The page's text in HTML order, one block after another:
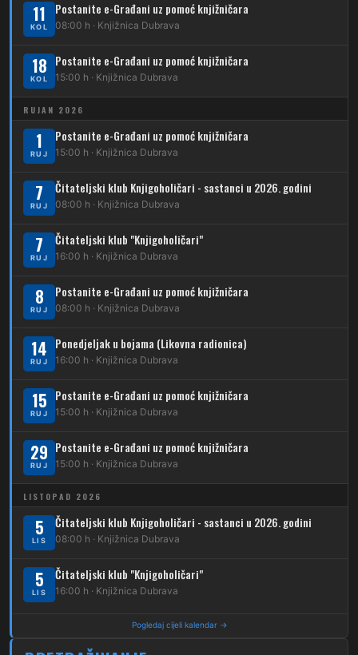
210 Dubrava – Stud. grad – Klin
213
214 Koledinečka – Resnički gaj
223 Dubrava – Trnovčica – Dubec
230 Dubrava – Granešinski Novaki
232 Dubrava – Jazbina
269
DUBEC
212
223 Dubec – Trnovčica – Dubrava
224 Dubec – Novoselec
261 Dubec – Sesvete – Goranec
262 Dubec – Sesvete – Planina Donja
263 Dubec – Sesvete–Kašina – Pl.Gornja
264 Dubec – Sesvete – Jesenovec
267
270 Dubec – Sesvete – Blaguša
272 Dubec – Sesvete – Moravče
34 Dubec – Ljubljanica – Noćna linija
Karta tramvajskih linija
11
KOL
Postanite e-Građani uz pomoć knjižničara
08:00 h · Knjižnica Dubrava
18
KOL
Postanite e-Građani uz pomoć knjižničara
15:00 h · Knjižnica Dubrava
RUJAN 2026
1
RUJ
Postanite e-Građani uz pomoć knjižničara
15:00 h · Knjižnica Dubrava
7
RUJ
Čitateljski klub Knjigoholičari - sastanci u 2026. godini
08:00 h · Knjižnica Dubrava
7
RUJ
Čitateljski klub "Knjigoholičari"
16:00 h · Knjižnica Dubrava
8
RUJ
Postanite e-Građani uz pomoć knjižničara
08:00 h · Knjižnica Dubrava
14
RUJ
Ponedjeljak u bojama (Likovna radionica)
16:00 h · Knjižnica Dubrava
15
RUJ
Postanite e-Građani uz pomoć knjižničara
15:00 h · Knjižnica Dubrava
29
RUJ
Postanite e-Građani uz pomoć knjižničara
15:00 h · Knjižnica Dubrava
LISTOPAD 2026
5
LIS
Čitateljski klub Knjigoholičari - sastanci u 2026. godini
08:00 h · Knjižnica Dubrava
5
LIS
Čitateljski klub "Knjigoholičari"
16:00 h · Knjižnica Dubrava
Pogledaj cijeli kalendar →